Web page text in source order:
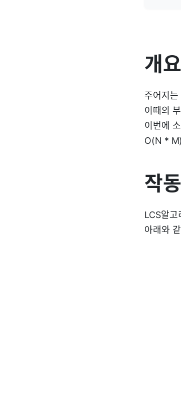
개요
주어지는
이때의
이번에
O(N *
작
LCS알
아래와